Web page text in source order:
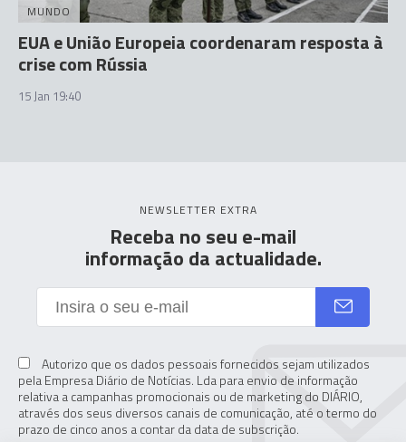
MUNDO
EUA e União Europeia coordenaram resposta à
crise com Rússia
15 Jan 19:40
NEWSLETTER EXTRA
Receba no seu e-mail
informação da actualidade.
Autorizo que os dados pessoais fornecidos sejam utilizados
pela Empresa Diário de Notícias. Lda para envio de informação
relativa a campanhas promocionais ou de marketing do DIÁRIO,
através dos seus diversos canais de comunicação, até o termo do
prazo de cinco anos a contar da data de subscrição.